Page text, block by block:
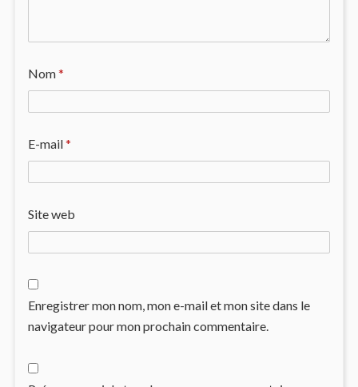
Nom*
E-mail*
Site web
Enregistrer mon nom, mon e-mail et mon site dans le
navigateur pour mon prochain commentaire.